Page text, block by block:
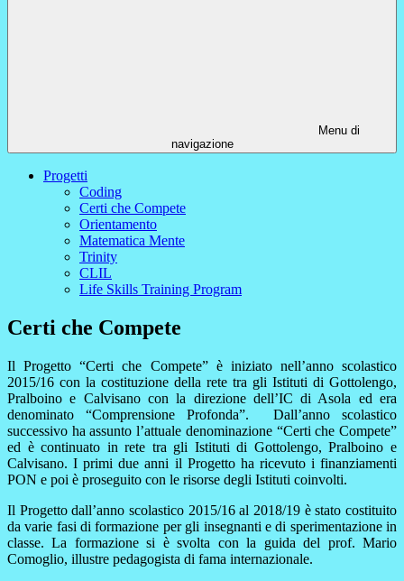
Menu di
navigazione
Progetti
Coding
Certi che Compete
Orientamento
Matematica Mente
Trinity
CLIL
Life Skills Training Program
Certi che Compete
Il Progetto “Certi che Compete” è iniziato nell’anno scolastico
2015/16 con la costituzione della rete tra gli Istituti di Gottolengo,
Pralboino e Calvisano con la direzione dell’IC di Asola ed era
denominato “Comprensione Profonda”. Dall’anno scolastico
successivo ha assunto l’attuale denominazione “Certi che Compete”
ed è continuato in rete tra gli Istituti di Gottolengo, Pralboino e
Calvisano. I primi due anni il Progetto ha ricevuto i finanziamenti
PON e poi è proseguito con le risorse degli Istituti coinvolti.
Il Progetto dall’anno scolastico 2015/16 al 2018/19 è stato costituito
da varie fasi di formazione per gli insegnanti e di sperimentazione in
classe. La formazione si è svolta con la guida del prof. Mario
Comoglio, illustre pedagogista di fama internazionale.